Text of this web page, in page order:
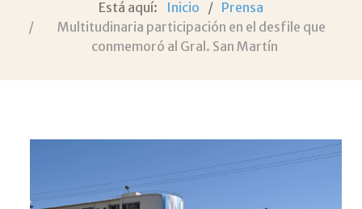
Está aquí: Inicio
Prensa
Multitudinaria participación en el desfile que
conmemoró al Gral. San Martín